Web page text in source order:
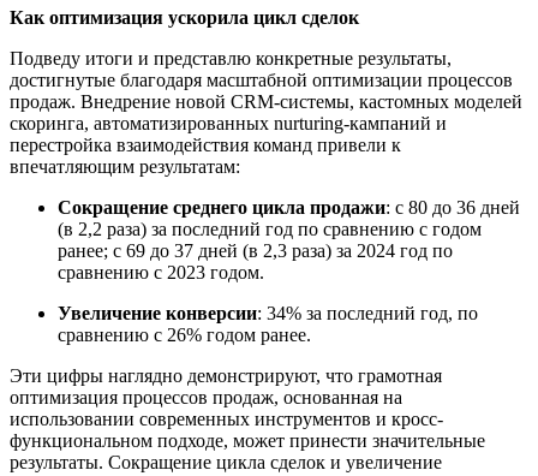
Как оптимизация ускорила цикл сделок
Подведу итоги и представлю конкретные результаты,
достигнутые благодаря масштабной оптимизации процессов
продаж. Внедрение новой CRM-системы, кастомных моделей
скоринга, автоматизированных nurturing-кампаний и
перестройка взаимодействия команд привели к
впечатляющим результатам:
Сокращение среднего цикла продажи: с 80 до 36 дней
(в 2,2 раза) за последний год по сравнению с годом
ранее; с 69 до 37 дней (в 2,3 раза) за 2024 год по
сравнению с 2023 годом.
Увеличение конверсии: 34% за последний год, по
сравнению с 26% годом ранее.
Эти цифры наглядно демонстрируют, что грамотная
оптимизация процессов продаж, основанная на
использовании современных инструментов и кросс-
функциональном подходе, может принести значительные
результаты. Сокращение цикла сделок и увеличение